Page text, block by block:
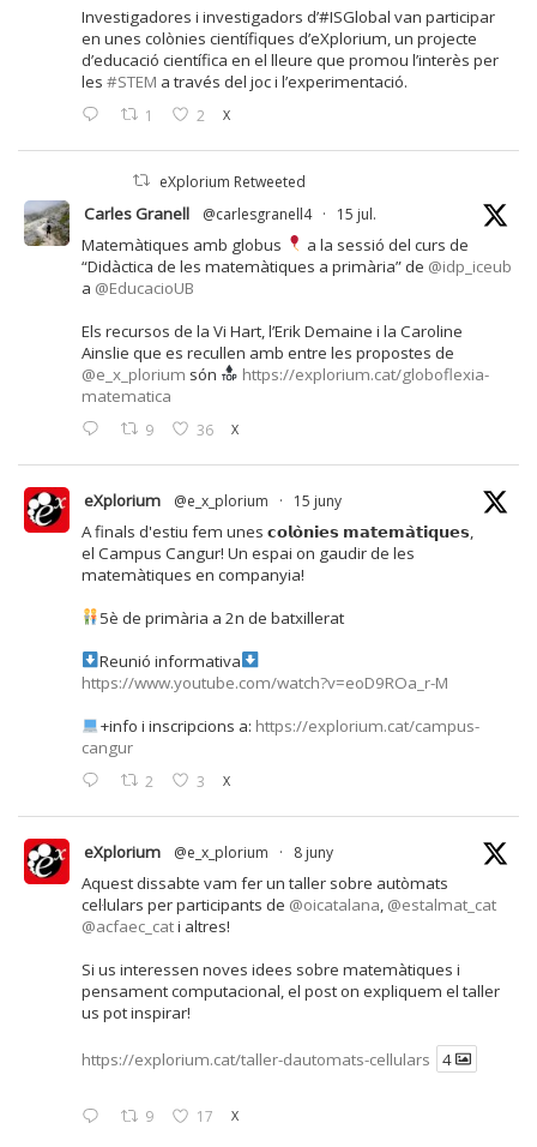
Investigadores i investigadors d’#ISGlobal van participar
en unes colònies científiques d’eXplorium, un projecte
d’educació científica en el lleure que promou l’interès per
les #STEM a través del joc i l’experimentació.
1 2 X
eXplorium Retweeted
Carles Granell @carlesgranell4 · 15 jul.
Matemàtiques amb globus
a la sessió del curs de
“Didàctica de les matemàtiques a primària” de @idp_iceub
a @EducacioUB
Els recursos de la Vi Hart, l’Erik Demaine i la Caroline
Ainslie que es recullen amb entre les propostes de
@e_x_plorium són
https://explorium.cat/globoflexia-
matematica
9 36 X
eXplorium @e_x_plorium · 15 juny
A finals d'estiu fem unes 𝗰𝗼𝗹𝗼̀𝗻𝗶𝗲𝘀 𝗺𝗮𝘁𝗲𝗺𝗮̀𝘁𝗶𝗾𝘂𝗲𝘀,
el Campus Cangur! Un espai on gaudir de les
matemàtiques en companyia!
5è de primària a 2n de batxillerat
Reunió informativa
https://www.youtube.com/watch?v=eoD9ROa_r-M
+info i inscripcions a: https://explorium.cat/campus-
cangur
2 3 X
eXplorium @e_x_plorium · 8 juny
Aquest dissabte vam fer un taller sobre autòmats
cel·lulars per participants de @oicatalana @estalmat_cat
@acfaec_cati altres!
Si us interessen noves idees sobre matemàtiques i
pensament computacional, el post on expliquem el taller
us pot inspirar!
https://explorium.cat/taller-dautomats-cellulars 4
9 17 X